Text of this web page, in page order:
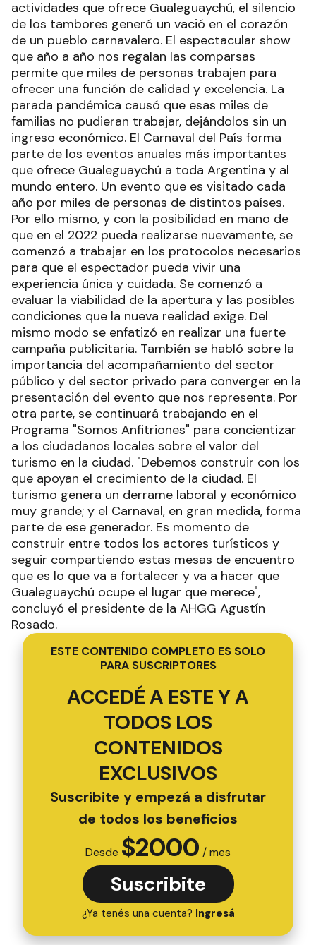
actividades que ofrece Gualeguaychú, el silencio
de los tambores generó un vació en el corazón
de un pueblo carnavalero. El espectacular show
que año a año nos regalan las comparsas
permite que miles de personas trabajen para
ofrecer una función de calidad y excelencia. La
parada pandémica causó que esas miles de
familias no pudieran trabajar, dejándolos sin un
ingreso económico. El Carnaval del País forma
parte de los eventos anuales más importantes
que ofrece Gualeguaychú a toda Argentina y al
mundo entero. Un evento que es visitado cada
año por miles de personas de distintos países.
Por ello mismo, y con la posibilidad en mano de
que en el 2022 pueda realizarse nuevamente, se
comenzó a trabajar en los protocolos necesarios
para que el espectador pueda vivir una
experiencia única y cuidada. Se comenzó a
evaluar la viabilidad de la apertura y las posibles
condiciones que la nueva realidad exige. Del
mismo modo se enfatizó en realizar una fuerte
campaña publicitaria. También se habló sobre la
importancia del acompañamiento del sector
público y del sector privado para converger en la
presentación del evento que nos representa. Por
otra parte, se continuará trabajando en el
Programa "Somos Anfitriones" para concientizar
a los ciudadanos locales sobre el valor del
turismo en la ciudad. "Debemos construir con los
que apoyan el crecimiento de la ciudad. El
turismo genera un derrame laboral y económico
muy grande; y el Carnaval, en gran medida, forma
parte de ese generador. Es momento de
construir entre todos los actores turísticos y
seguir compartiendo estas mesas de encuentro
que es lo que va a fortalecer y va a hacer que
Gualeguaychú ocupe el lugar que merece",
concluyó el presidente de la AHGG Agustín
Rosado.
ESTE CONTENIDO COMPLETO ES SOLO
PARA SUSCRIPTORES
ACCEDÉ A ESTE Y A
TODOS LOS
CONTENIDOS
EXCLUSIVOS
Suscribite y empezá a disfrutar
de todos los beneficios
Desde $2000 / mes
Suscribite
¿Ya tenés una cuenta? Ingresá